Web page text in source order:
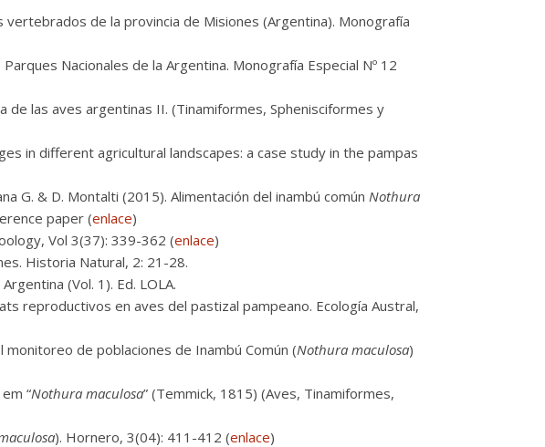
de la provincia de Misiones (Argentina). Monografía
Nacionales de la Argentina. Monografía Especial Nº 12
de las aves argentinas II. (Tinamiformes, Sphenisciformes y
in different agricultural landscapes: a case study in the pampas
G. & D. Montalti (2015). Alimentación del inambú común Nothura
paper (enlace)
Vol 3(37): 339-362 (enlace)
Historia Natural, 2: 21-28.
(Vol. 1). Ed. LOLA.
reproductivos en aves del pastizal pampeano. Ecología Austral,
de poblaciones de Inambú Común (Nothura maculosa)
“Nothura maculosa” (Temmick, 1815) (Aves, Tinamiformes,
). Hornero, 3(04): 411-412 (enlace)